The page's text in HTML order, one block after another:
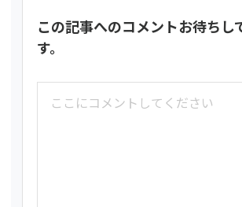
この記事へのコメントお待ちし
す。